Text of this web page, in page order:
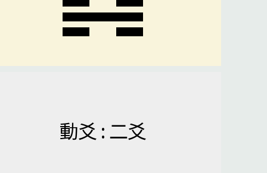
動爻 : 二爻